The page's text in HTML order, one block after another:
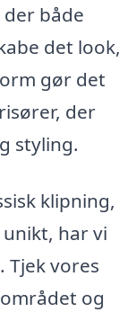
både
det look,
gør det
der
styling.
klipning,
har vi
Tjek vores
og